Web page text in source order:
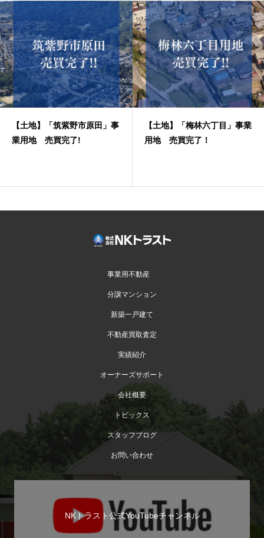
【土地】「筑紫野市原田」事
業用地 売買完了!
【土地】「梅林六丁目」事業
用地 売買完了！
事業用不動産
分譲マンション
新築一戸建て
不動産買取査定
実績紹介
オーナーズサポート
会社概要
トピックス
スタッフブログ
お問い合わせ
NKトラスト公式YouTubeチャンネル